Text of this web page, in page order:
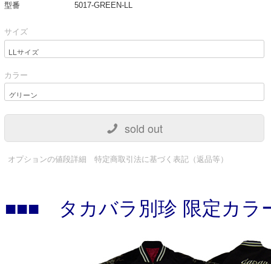
型番 5017-GREEN-LL
サイズ
カラー
sold out
オプションの値段詳細 特定商取引法に基づく表記（返品等）
■■■ タカバラ別珍 限定カ